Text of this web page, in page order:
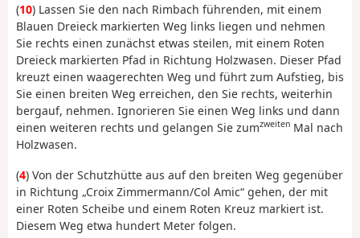
(10) Lassen Sie den nach Rimbach führenden, mit einem
Blauen Dreieck markierten Weg links liegen und nehmen
Sie rechts einen zunächst etwas steilen, mit einem Roten
Dreieck markierten Pfad in Richtung Holzwasen. Dieser Pfad
kreuzt einen waagerechten Weg und führt zum Aufstieg, bis
Sie einen breiten Weg erreichen, den Sie rechts, weiterhin
bergauf, nehmen. Ignorieren Sie einen Weg links und dann
einen weiteren rechts und gelangen Sie zumzweiten Mal nach
Holzwasen.
(4) Von der Schutzhütte aus auf den breiten Weg gegenüber
in Richtung „Croix Zimmermann/Col Amic“ gehen, der mit
einer Roten Scheibe und einem Roten Kreuz markiert ist.
Diesem Weg etwa hundert Meter folgen.